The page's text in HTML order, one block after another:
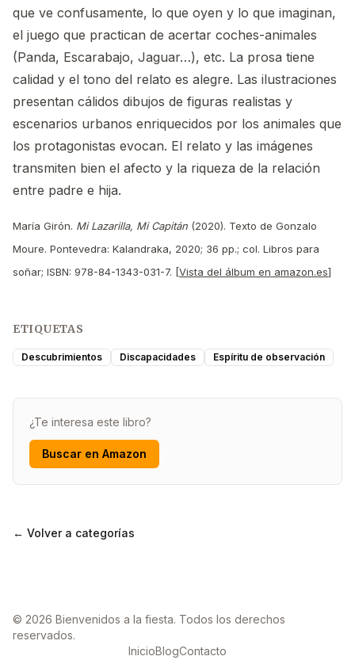
que ve confusamente, lo que oyen y lo que imaginan,
el juego que practican de acertar coches-animales
(Panda, Escarabajo, Jaguar…), etc. La prosa tiene
calidad y el tono del relato es alegre. Las ilustraciones
presentan cálidos dibujos de figuras realistas y
escenarios urbanos enriquecidos por los animales que
los protagonistas evocan. El relato y las imágenes
transmiten bien el afecto y la riqueza de la relación
entre padre e hija.
María Girón. Mi Lazarilla, Mi Capitán (2020). Texto de Gonzalo
Moure. Pontevedra: Kalandraka, 2020; 36 pp.; col. Libros para
soñar; ISBN: 978-84-1343-031-7. [Vista del álbum en amazon.es]
ETIQUETAS
Descubrimientos Discapacidades Espíritu de observación
¿Te interesa este libro?
Buscar en Amazon
← Volver a categorías
© 2026 Bienvenidos a la fiesta. Todos los derechos
reservados.
InicioBlogContacto